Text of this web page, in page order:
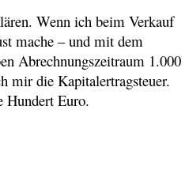
Wenn ich beim Verkauf
mache – und mit dem
Abrechnungszeitraum 1.000
mir die Kapitalertragsteuer.
Hundert Euro.